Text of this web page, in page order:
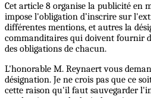
Cet article 8 organise la publicité en
impose l'obligation d’inscrire sur
différentes mentions, et autres la
commanditaires qui doivent fournir
des obligations de chacun.
L'honorable M. Reynaert vous
désignation. Je ne crois pas que ce
cette raison qu'il faut sauvegarder